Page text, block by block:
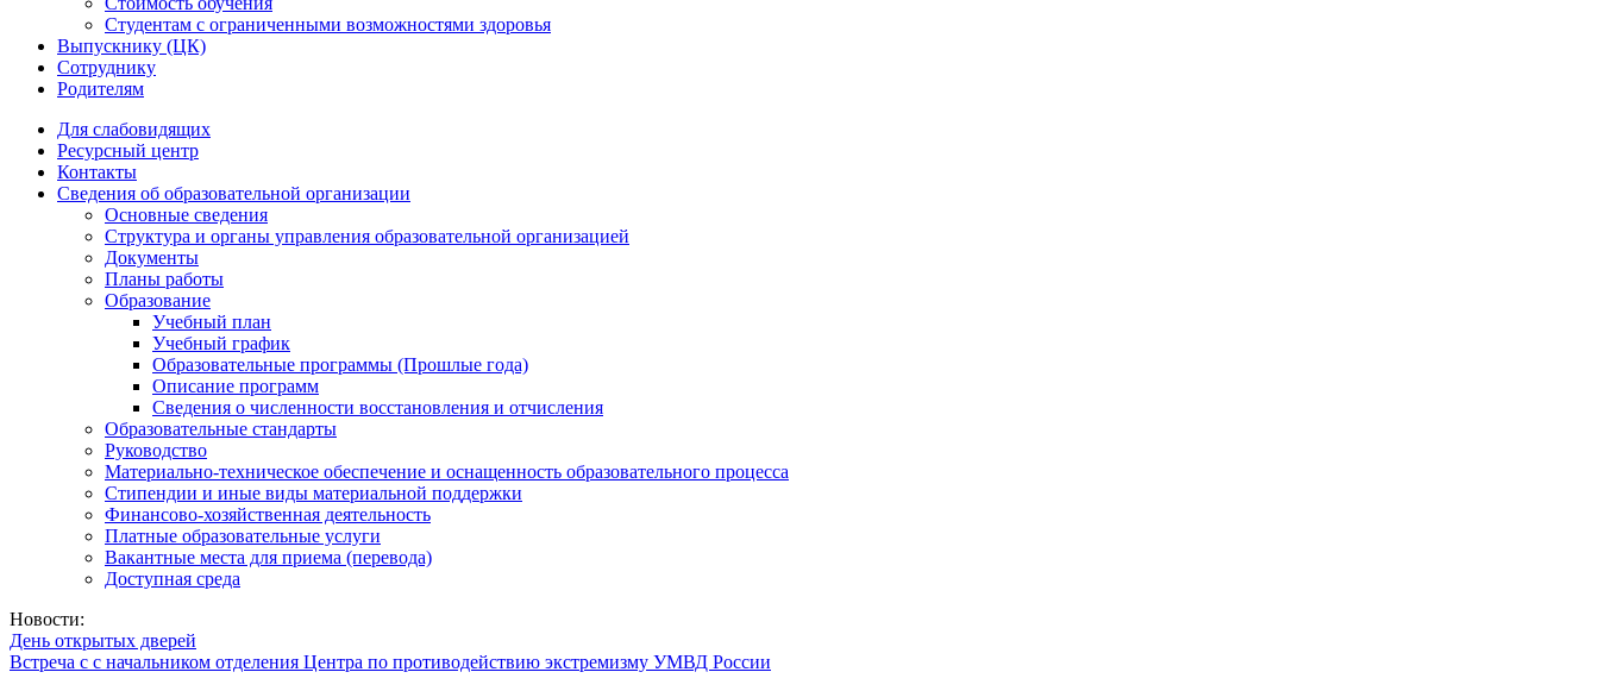
Студентам с ограниченными возможностями здоровья
Выпускнику (ЦК)
Сотруднику
Родителям
Для слабовидящих
Ресурсный центр
Контакты
Сведения об образовательной организации
Основные сведения
Структура и органы управления образовательной организацией
Документы
Планы работы
Образование
Учебный план
Учебный график
Образовательные программы (Прошлые года)
Описание программ
Сведения о численности восстановления и отчисления
Образовательные стандарты
Руководство
Материально-техническое обеспечение и оснащенность образовательного процесса
Стипендии и иные виды материальной поддержки
Финансово-хозяйственная деятельность
Платные образовательные услуги
Вакантные места для приема (перевода)
Доступная среда
Новости:
День открытых дверей
Встреча с с начальником отделения Центра по противодействию экстремизму УМВД России